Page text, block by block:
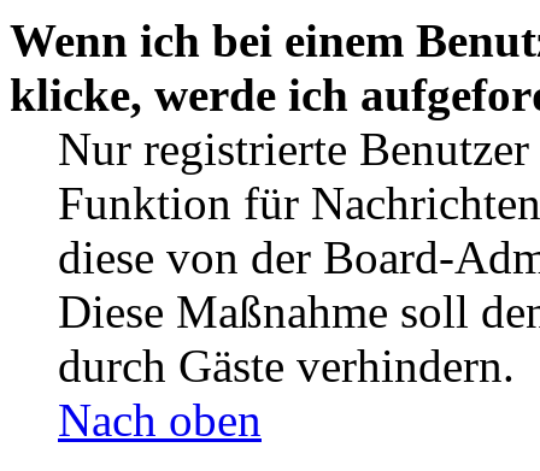
Wenn ich bei einem
klicke, werde ich
Nur registrierte
Funktion für
diese von der Board-
Diese Maßnahme soll
durch Gäste verhindern.
Nach oben